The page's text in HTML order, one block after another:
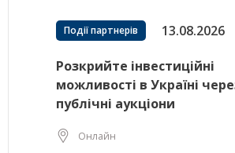
Події партнерів 13.08.2026
Розкрийте інвестиційні
можливості в Україні
публічні аукціони
Онлайн